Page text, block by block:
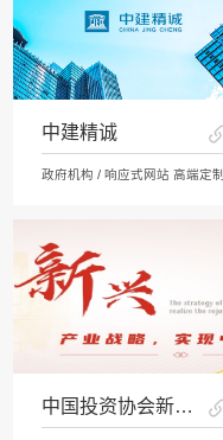
中建精诚
政府机构 / 响应式网站 高端定制
中国投资协会新兴产业中心